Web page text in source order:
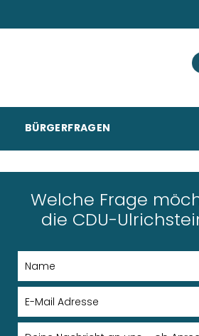
BÜRGERFRAGEN
Welche Frage
die CDU-